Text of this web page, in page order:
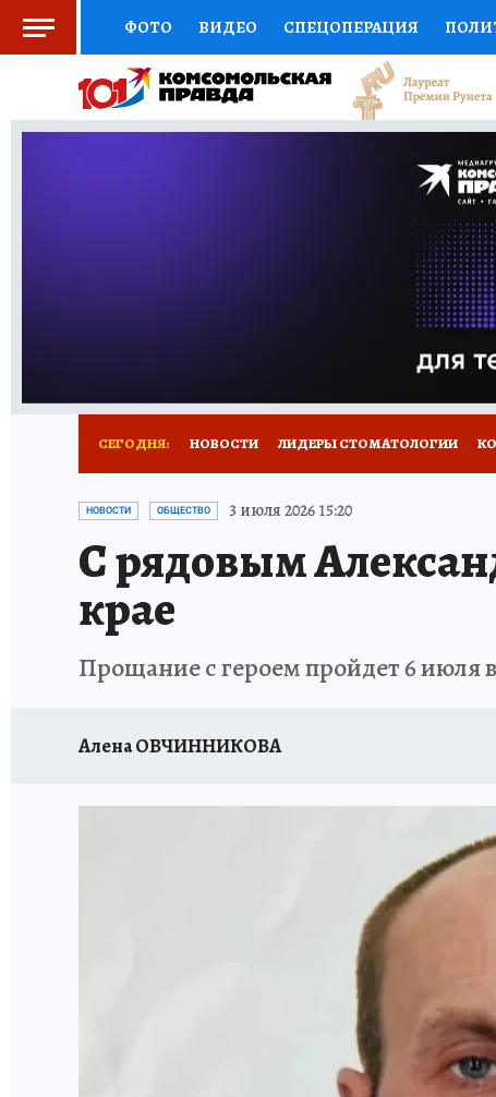
ФОТО ВИДЕО СПЕЦОПЕРАЦИЯ
СОЦПОДДЕРЖКА НАУКА СПОРТ
ВЫБОР ЭКСПЕРТОВ ДОКТОР ФИНАНСЫ
ПРОГНОЗЫ НА СПОРТ
НОВОЕ
СЕГОДНЯ: НОВОСТИ ЛИДЕРЫ СТОМАТОЛОГИИ
ВОЕНКОРЫ УКРАИНА: СВОДКА
СНЕГОПАД ВЕКА НАСТОЯЩИЕ ЛЮДИ
ИСПЫТАНО НА СЕБЕ КЛИНИКА ГОДА-2024
НОВОСТИ ОБЩЕСТВО 3 июля 2026 15:20
С рядовым
крае
Прощание с героем пройдет 6
Алена ОВЧИННИКОВА